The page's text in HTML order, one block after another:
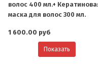
волос 400 мл.+
маска для волос 300 мл.
1 600.00 руб
Показать